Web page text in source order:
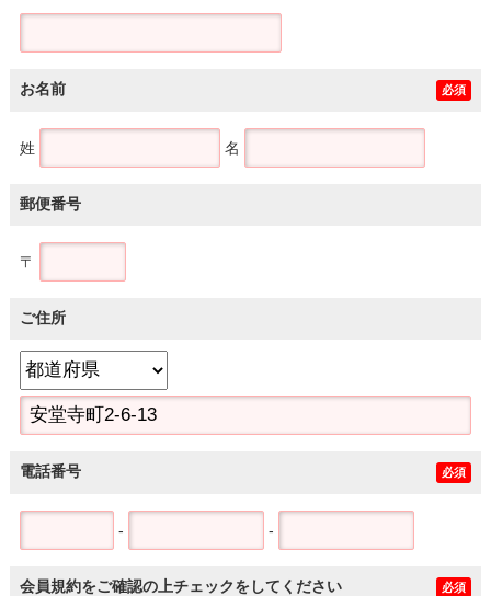
お名前 必須
姓 名
郵便番号
〒
ご住所
電話番号 必須
- -
会員規約をご確認の上チェックをしてください 必須